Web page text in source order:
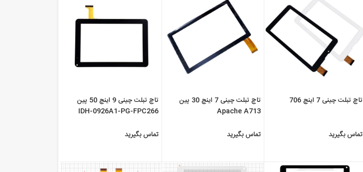
تاچ تبلت چینی 7 اینچ 706
تماس بگیرید
تاچ تبلت چینی 7 اینچ 30 پین
Apache A713
تماس بگیرید
تاچ تبلت چینی 9 اینچ 50 پین
IDH-0926A1-PG-FPC266
تماس بگیرید